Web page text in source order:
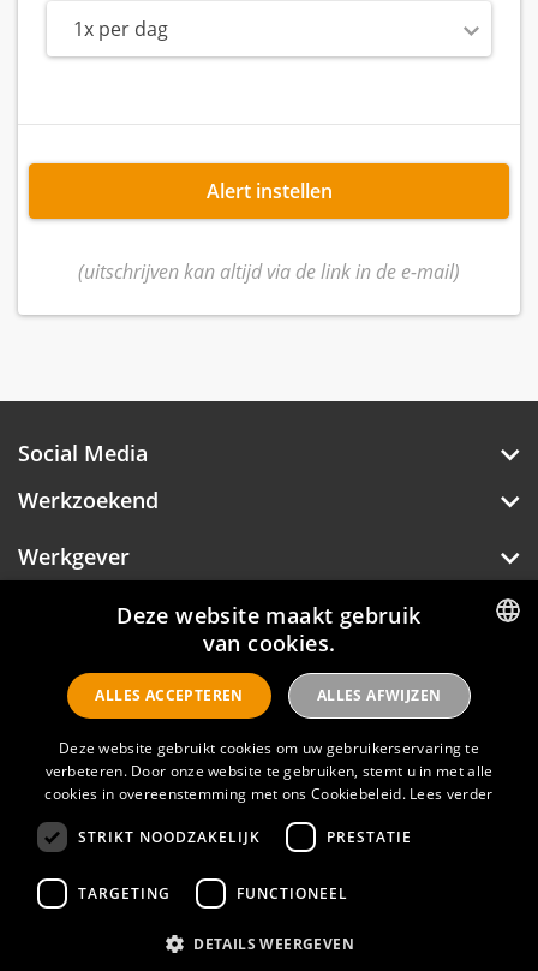
1x per dag
Alert instellen
(uitschrijven kan altijd via de link in de e-mail)
Social Media
Werkzoekend
Werkgever
Over Hotelprofessionals
Hotelprofessionals
FAQ
Privacyverklaring
Contact
Gebruikersvoorwaarden
DUTCH
ENGLISH
Deze website maakt gebruik
van cookies.
Deze website gebruikt cookies om uw gebruikerservaring te
verbeteren. Door onze website te gebruiken, stemt u in met alle
cookies in overeenstemming met ons Cookiebeleid. Lees verder
STRIKT NOODZAKELIJK PRESTATIE
TARGETING FUNCTIONEEL
ALLES ACCEPTEREN ALLES AFWIJZEN
DETAILS WEERGEVEN